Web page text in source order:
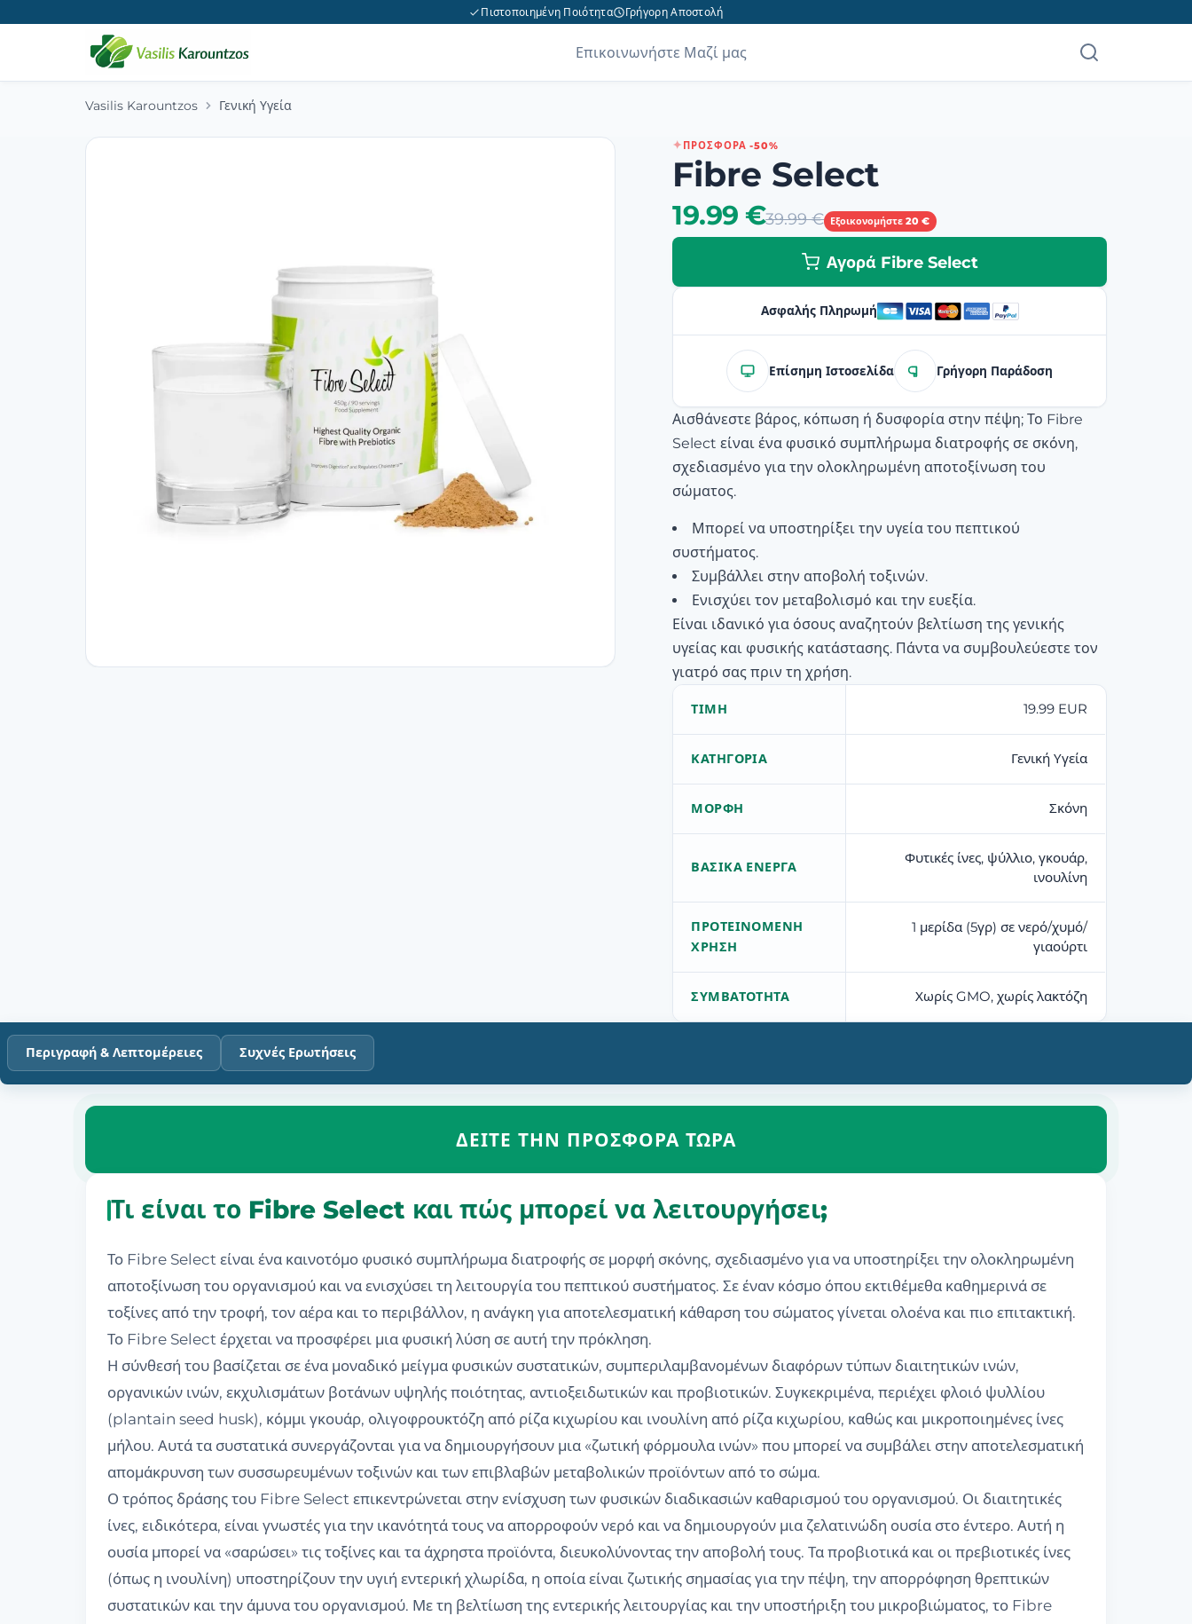
Πιστοποιημένη Ποιότητα Γρήγορη Αποστολή
Επικοινωνήστε Μαζί μας
Vasilis Karountzos Γενική Υγεία
ΠΡΟΣΦΟΡΆ -50%
Fibre Select
19.99 €39.99 € Εξοικονομήστε 20 €
Αγορά Fibre Select
Ασφαλής Πληρωμή
Επίσημη Ιστοσελίδα Γρήγορη Παράδοση
Αισθάνεστε βάρος, κόπωση ή δυσφορία στην πέψη; Το Fibre
Select είναι ένα φυσικό συμπλήρωμα διατροφής σε σκόνη,
σχεδιασμένο για την ολοκληρωμένη αποτοξίνωση του
σώματος.
Μπορεί να υποστηρίξει την υγεία του πεπτικού
συστήματος.
Συμβάλλει στην αποβολή τοξινών.
Ενισχύει τον μεταβολισμό και την ευεξία.
Είναι ιδανικό για όσους αναζητούν βελτίωση της γενικής
υγείας και φυσικής κατάστασης. Πάντα να συμβουλεύεστε τον
γιατρό σας πριν τη χρήση.
ΤΙΜΉ 19.99 EUR
ΚΑΤΗΓΟΡΊΑ Γενική Υγεία
ΜΟΡΦΉ Σκόνη
ΒΑΣΙΚΆ ΕΝΕΡΓΆ
Φυτικές ίνες, ψύλλιο, γκουάρ,
ινουλίνη
ΠΡΟΤΕΙΝΌΜΕΝΗ
ΧΡΉΣΗ
1 μερίδα (5γρ) σε νερό/χυμό/
γιαούρτι
ΣΥΜΒΑΤΌΤΗΤΑ Χωρίς GMO, χωρίς λακτόζη
Περιγραφή & Λεπτομέρειες Συχνές Ερωτήσεις
ΔΕΊΤΕ ΤΗΝ ΠΡΟΣΦΟΡΆ ΤΏΡΑ
Τι είναι το Fibre Select και πώς μπορεί να λειτουργήσει;
Το Fibre Select είναι ένα καινοτόμο φυσικό συμπλήρωμα διατροφής σε μορφή σκόνης, σχεδιασμένο για να υποστηρίξει την ολοκληρωμένη
αποτοξίνωση του οργανισμού και να ενισχύσει τη λειτουργία του πεπτικού συστήματος. Σε έναν κόσμο όπου εκτιθέμεθα καθημερινά σε
τοξίνες από την τροφή, τον αέρα και το περιβάλλον, η ανάγκη για αποτελεσματική κάθαρση του σώματος γίνεται ολοένα και πιο επιτακτική.
Το Fibre Select έρχεται να προσφέρει μια φυσική λύση σε αυτή την πρόκληση.
Η σύνθεσή του βασίζεται σε ένα μοναδικό μείγμα φυσικών συστατικών, συμπεριλαμβανομένων διαφόρων τύπων διαιτητικών ινών,
οργανικών ινών, εκχυλισμάτων βοτάνων υψηλής ποιότητας, αντιοξειδωτικών και προβιοτικών. Συγκεκριμένα, περιέχει φλοιό ψυλλίου
(plantain seed husk), κόμμι γκουάρ, ολιγοφρουκτόζη από ρίζα κιχωρίου και ινουλίνη από ρίζα κιχωρίου, καθώς και μικροποιημένες ίνες
μήλου. Αυτά τα συστατικά συνεργάζονται για να δημιουργήσουν μια «ζωτική φόρμουλα ινών» που μπορεί να συμβάλει στην αποτελεσματική
απομάκρυνση των συσσωρευμένων τοξινών και των επιβλαβών μεταβολικών προϊόντων από το σώμα.
Ο τρόπος δράσης του Fibre Select επικεντρώνεται στην ενίσχυση των φυσικών διαδικασιών καθαρισμού του οργανισμού. Οι διαιτητικές
ίνες, ειδικότερα, είναι γνωστές για την ικανότητά τους να απορροφούν νερό και να δημιουργούν μια ζελατινώδη ουσία στο έντερο. Αυτή η
ουσία μπορεί να «σαρώσει» τις τοξίνες και τα άχρηστα προϊόντα, διευκολύνοντας την αποβολή τους. Τα προβιοτικά και οι πρεβιοτικές ίνες
(όπως η ινουλίνη) υποστηρίζουν την υγιή εντερική χλωρίδα, η οποία είναι ζωτικής σημασίας για την πέψη, την απορρόφηση θρεπτικών
συστατικών και την άμυνα του οργανισμού. Με τη βελτίωση της εντερικής λειτουργίας και την υποστήριξη του μικροβιώματος, το Fibre